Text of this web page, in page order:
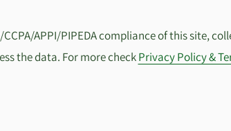
APPI/PIPEDA compliance of this site,
the data. For more checkPrivacy Policy &